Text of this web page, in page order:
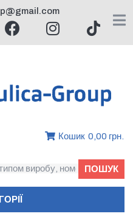
Кошик 0,00 грн.
ПОШУК